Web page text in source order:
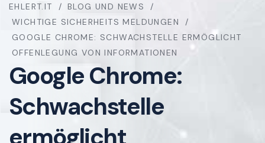
EHLERT.IT
BLOG UND NEWS
WICHTIGE SICHERHEITS MELDUNGEN
GOOGLE CHROME: SCHWACHSTELLE ERMÖGLICHT
OFFENLEGUNG VON INFORMATIONEN
Google Chrome:
Schwachstelle